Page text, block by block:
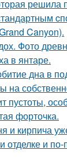
решила
Canyon).
Фото
в янтаре.
дна в
на
пустоты,
форточка.
и кирпича
отделке и